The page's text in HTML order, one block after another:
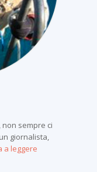
sempre ci
giornalista,
a leggere